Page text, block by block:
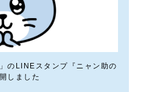
のLINEスタンプ『ニャン助の
しました